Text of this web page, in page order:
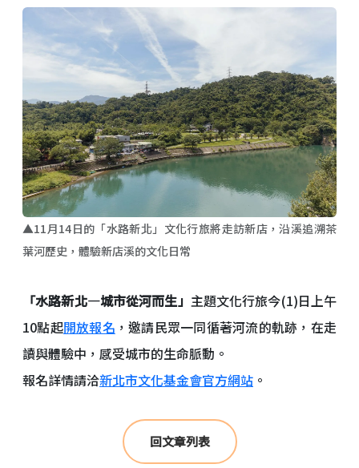
▲11月14日的「水路新北」文化行旅將走訪新店，沿溪追溯茶
葉河歷史，體驗新店溪的文化日常
「水路新北—城市從河而生」 主題文化行旅今(1)日上午
10點起開放報名 ，邀請民眾一同循著河流的軌跡，在走
讀與體驗中，感受城市的生命脈動。
報名詳情請洽新北市文化基金會官方網站 。
回文章列表